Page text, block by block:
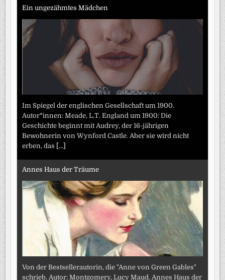
Ein ungezähmtes Mädchen
Im Spiegel der englischen Gesellschaft um 1900.
Autor*innen: Meade, L.T. England um 1900: Die
Geschichte beginnt mit Audrey, der 16-jährigen
Bewohnerin von Wynford Castle. Aber sie wird nicht
erben, das [...]
Annes Haus der Träume
Von der Bestsellerautorin, die "Anne von Green Gables"
schrieb. Autor: Montgomery, Lucy Maud. Annes Haus der